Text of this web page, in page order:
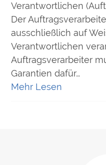
Verantwortlichen
Der
ausschließlich auf
Verantwortlichen
Auftragsverarbeiter
Garantien dafür…
Mehr Lesen